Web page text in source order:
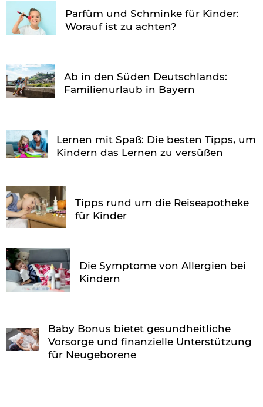
Parfüm und Schminke für Kinder:
Worauf ist zu achten?
Ab in den Süden Deutschlands:
Familienurlaub in Bayern
Lernen mit Spaß: Die besten Tipps, um
Kindern das Lernen zu versüßen
Tipps rund um die Reiseapotheke
für Kinder
Die Symptome von Allergien bei
Kindern
Baby Bonus bietet gesundheitliche
Vorsorge und finanzielle Unterstützung
für Neugeborene